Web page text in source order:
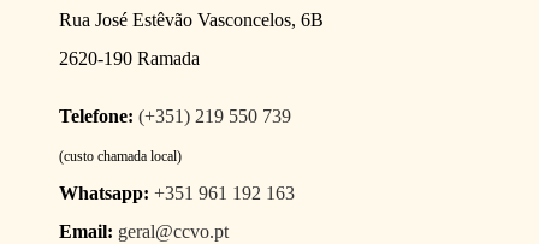
Rua José Estêvão Vasconcelos, 6B
2620-190 Ramada
Telefone: (+351) 219 550 739
(custo chamada local)
Whatsapp: +351 961 192 163
Email: geral@ccvo.pt